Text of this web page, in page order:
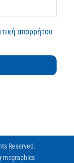
απορρήτου
Reserved.
mcgraphics